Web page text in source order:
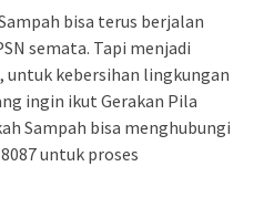
bisa terus berjalan
semata. Tapi menjadi
untuk kebersihan lingkungan
ingin ikut Gerakan Pila
Sampah bisa menghubungi
untuk proses